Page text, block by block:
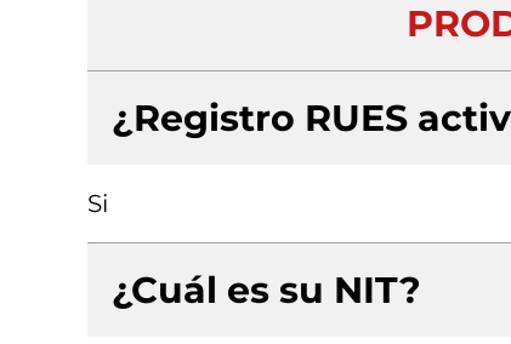
¿Registro RUES
Si
¿Cuál es su NIT?